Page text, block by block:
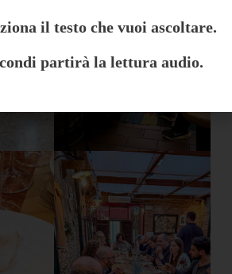
il testo che vuoi ascoltare.
partirà la lettura audio.